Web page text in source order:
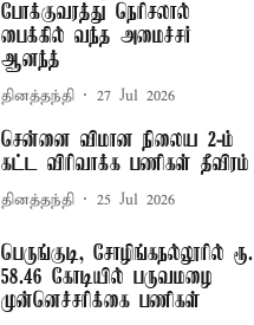
போக்குவரத்து நெரிசலால்
பைக்கில் வந்த அமைச்சர்
ஆனந்த்
தினத்தந்தி 27 Jul 2026
சென்னை விமான நிலைய 2-ம்
கட்ட விரிவாக்க பணிகள் தீவிரம்
தினத்தந்தி 25 Jul 2026
பெருங்குடி, சோழிங்கநல்லூரில் ரூ.
58.46 கோடியில் பருவமழை
முன்னெச்சரிக்கை பணிகள்